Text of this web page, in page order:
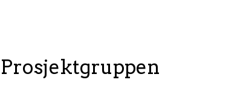
Prosjektgruppen